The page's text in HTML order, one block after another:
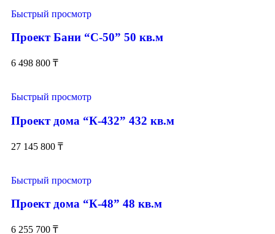
Быстрый просмотр
Проект Бани “С-50” 50 кв.м
6 498 800 ₸
Быстрый просмотр
Проект дома “К-432” 432 кв.м
27 145 800 ₸
Быстрый просмотр
Проект дома “К-48” 48 кв.м
6 255 700 ₸